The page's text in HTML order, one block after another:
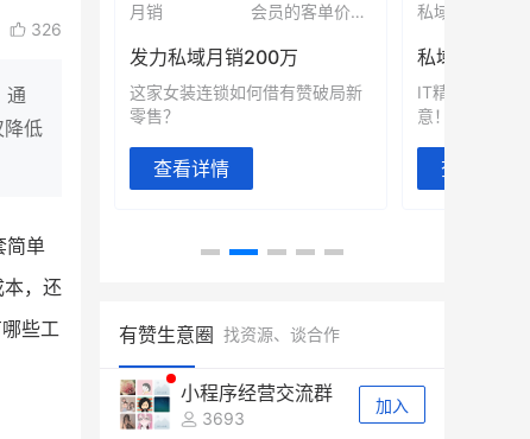
326
通
降低
简单
，还
些工
GMV
，转战私
月销
会员的客单价提升
发力私域月销200万
这家女装连锁如何借有赞破局新
零售？
查看详情
私域粉丝
私域生态农
IT精英回乡种
意！
查看详情
有赞生意圈 找资源、谈合作
小程序经营交流群
3693
加入